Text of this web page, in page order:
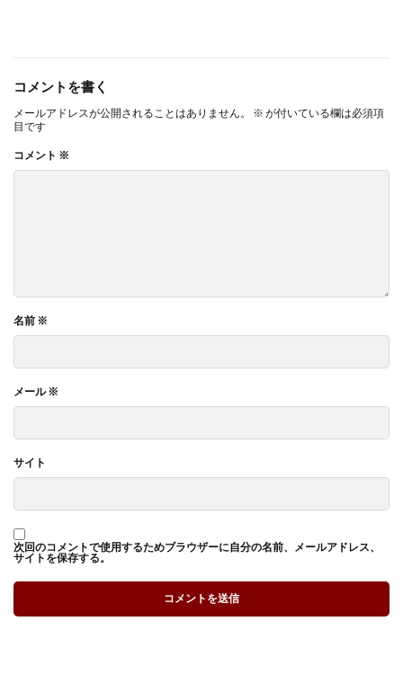
コメントを書く
メールアドレスが公開されることはありません。 ※ が付いている欄は必須項
目です
コメント ※
名前 ※
メール※
サイト
次回のコメントで使用するためブラウザーに自分の名前、メールアドレス、
サイトを保存する。